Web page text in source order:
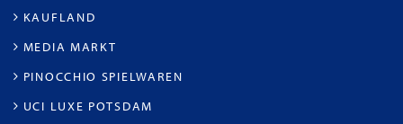
KAUFLAND
MEDIA MARKT
PINOCCHIO SPIELWAREN
UCI LUXE POTSDAM